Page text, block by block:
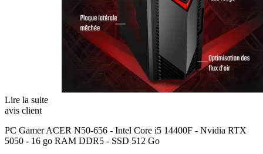
Lire la suite
avis client
PC Gamer ACER N50-656 - Intel Core i5 14400F - Nvidia RTX
5050 - 16 go RAM DDR5 - SSD 512 Go